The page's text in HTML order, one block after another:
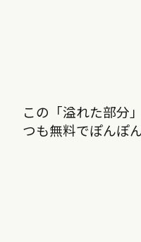
この「溢れた部分
つも無料でぽんぽ